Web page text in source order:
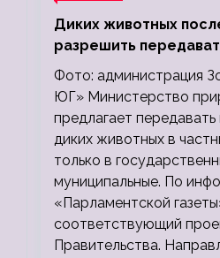
Диких животных
разрешить
зоопарки
Фото: администрация
ЮГ» Министерство
предлагает
диких животных в
только в
муниципальные. По
«Парламентской
соответствующий
Правительства.